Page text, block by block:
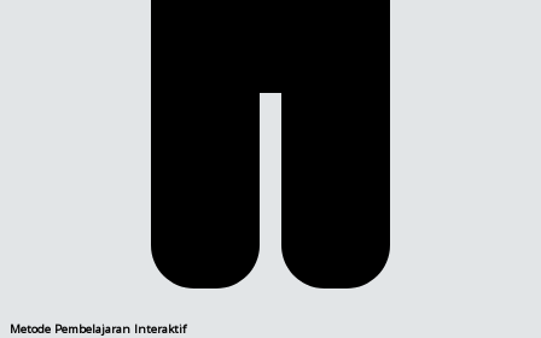
Metode Pembelajaran Interaktif